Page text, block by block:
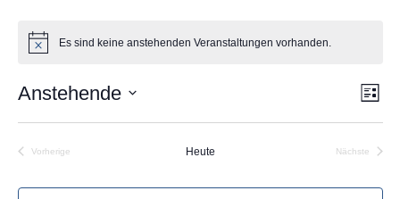
Es sind keine anstehenden Veranstaltungen vorhanden.
Liste
Anstehende
Vorherige
Heute
Nächste